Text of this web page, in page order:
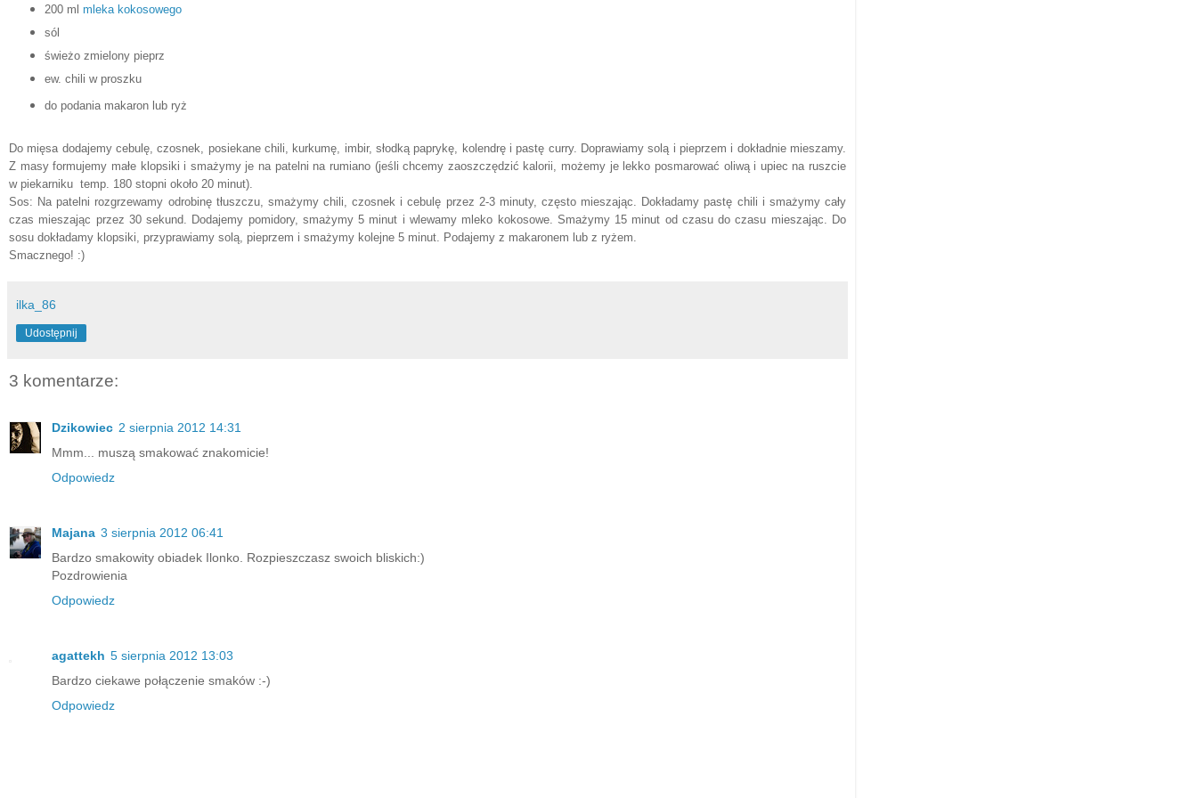
200 ml mleka kokosowego
sól
świeżo zmielony pieprz
ew. chili w proszku
do podania makaron lub ryż
Do mięsa dodajemy cebulę, czosnek, posiekane chili, kurkumę, imbir, słodką paprykę, kolendrę i pastę curry. Doprawiamy solą i pieprzem i dokładnie mieszamy.
Z masy formujemy małe klopsiki i smażymy je na patelni na rumiano (jeśli chcemy zaoszczędzić kalorii, możemy je lekko posmarować oliwą i upiec na ruszcie
w piekarniku temp. 180 stopni około 20 minut).
Sos: Na patelni rozgrzewamy odrobinę tłuszczu, smażymy chili, czosnek i cebulę przez 2-3 minuty, często mieszając. Dokładamy pastę chili i smażymy cały
czas mieszając przez 30 sekund. Dodajemy pomidory, smażymy 5 minut i wlewamy mleko kokosowe. Smażymy 15 minut od czasu do czasu mieszając. Do
sosu dokładamy klopsiki, przyprawiamy solą, pieprzem i smażymy kolejne 5 minut. Podajemy z makaronem lub z ryżem.
Smacznego! :)
ilka_86
Udostępnij
3 komentarze:
Dzikowiec 2 sierpnia 2012 14:31
Mmm... muszą smakować znakomicie!
Odpowiedz
Majana 3 sierpnia 2012 06:41
Bardzo smakowity obiadek Ilonko. Rozpieszczasz swoich bliskich:)
Pozdrowienia
Odpowiedz
agattekh 5 sierpnia 2012 13:03
Bardzo ciekawe połączenie smaków :-)
Odpowiedz